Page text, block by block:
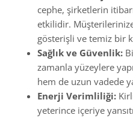
cephe, şirketlerin
etkilidir.
gösterişli ve temiz bir
Sağlık ve Güvenlik:
zamanla yüzeylere
hem de uzun vadede
Enerji Verimliliği:
yeterince içeriye